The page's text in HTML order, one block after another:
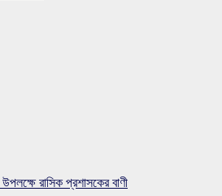
রাসিক প্রশাসকের বাণী